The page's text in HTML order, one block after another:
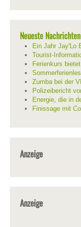
Neueste
Ein Jahr Jay'Lo
Tourist-
Ferienkurs
Zumba bei der
Polizeibericht
Energie, die in
Finissage mit
Anzeige
Anzeige